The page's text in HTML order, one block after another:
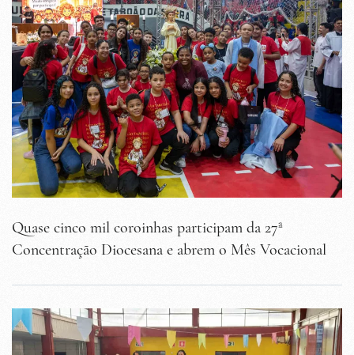
Quase cinco mil coroinhas participam da 27ª
Concentração Diocesana e abrem o Mês Vocacional